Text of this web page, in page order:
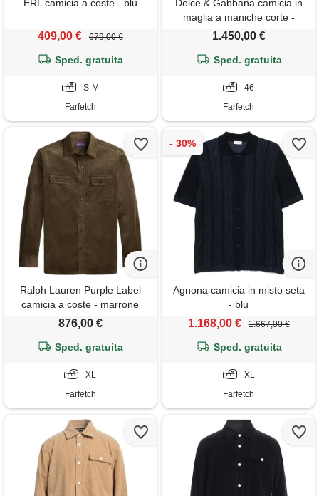
ERL camicia a coste - blu
409,00 € 679,00 €
Sped. gratuita
S-M
Farfetch
Dolce & Gabbana camicia in
maglia a maniche corte -
bianco
1.450,00 €
Sped. gratuita
46
Farfetch
Ralph Lauren Purple Label
camicia a coste - marrone
876,00 €
Sped. gratuita
XL
Farfetch
Agnona camicia in misto seta
- blu
1.168,00 € 1.667,00 €
Sped. gratuita
XL
Farfetch